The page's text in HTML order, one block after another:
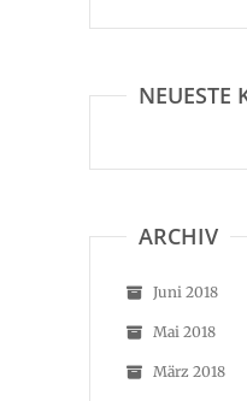
NEUESTE
ARCHIV
Juni 2018
Mai 2018
März 2018